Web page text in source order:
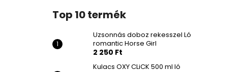
Top 10 termék
Uzsonnás doboz rekesszel Ló
romantic Horse Girl
2 250 Ft
Kulacs OXY CLiCK 500 ml ló